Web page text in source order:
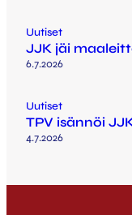
Uutiset
JJK jäi
6.7.2026
Uutiset
TPV isännöi
4.7.2026